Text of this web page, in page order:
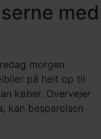
med
morgen
på helt op til
køber. Overvejer
kan besparelsen